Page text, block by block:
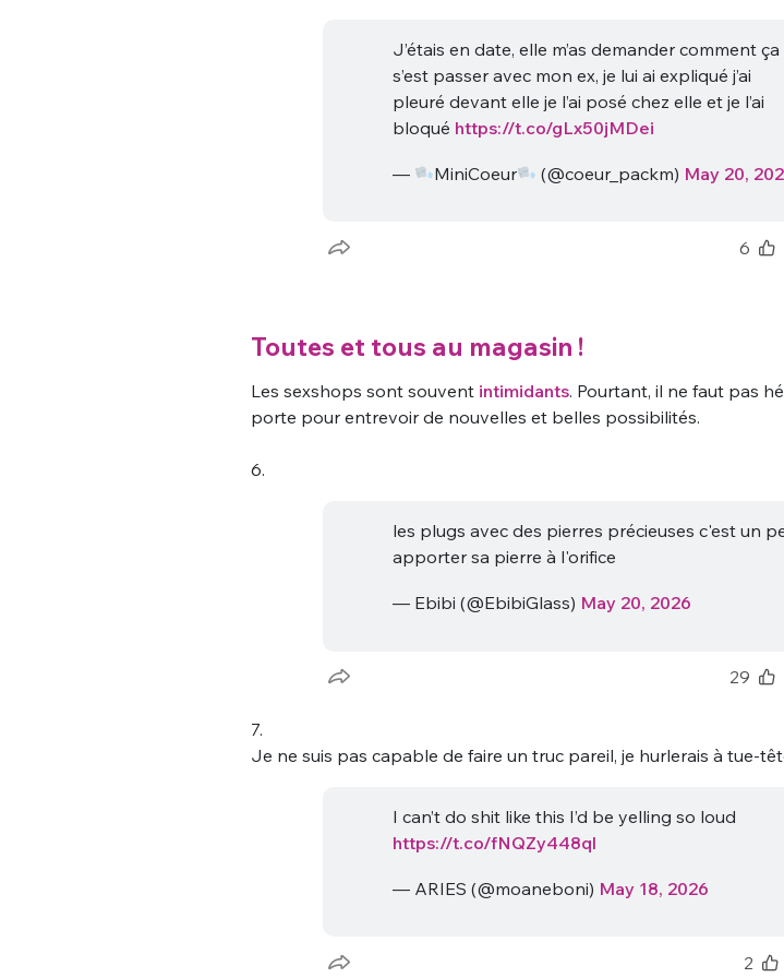
J’étais en date, elle m’as demander comment ça
s’est passer avec mon ex, je lui ai expliqué j’ai
pleuré devant elle je l’ai posé chez elle et je l’ai
bloqué https://t.co/gLx50jMDei
— MiniCoeur (@coeur_packm) May 20,
6
Toutes et tous au magasin !
Les sexshops sont souvent intimidants. Pourtant, il ne faut pas
porte pour entrevoir de nouvelles et belles possibilités.
6.
les plugs avec des pierres précieuses c'est un
apporter sa pierre à l'orifice
— Ebibi (@EbibiGlass) May 20, 2026
29
7.
Je ne suis pas capable de faire un truc pareil, je hurlerais à tue-
I can’t do shit like this I’d be yelling so loud
https://t.co/fNQZy448ql
— ARIES (@moaneboni) May 18, 2026
2